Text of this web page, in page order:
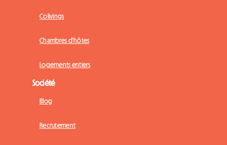
Colivings
Chambres d'hôtes
Logements entiers
Société
Blog
Recrutement